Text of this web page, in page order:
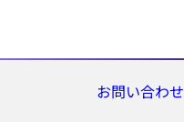
お問い合わせ